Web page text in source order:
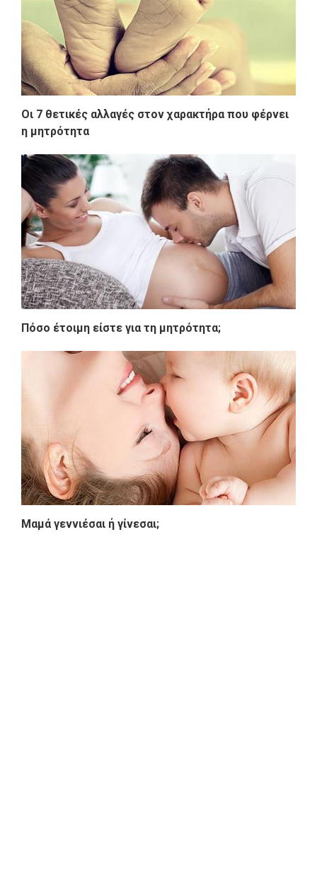
Οι 7 θετικές αλλαγές στον χαρακτήρα που φέρνει
η μητρότητα
Πόσο έτοιμη είστε για τη μητρότητα;
Μαμά γεννιέσαι ή γίνεσαι;